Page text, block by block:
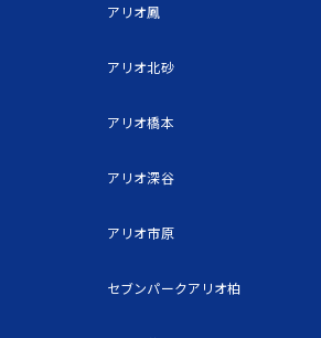
アリオ鳳
アリオ北砂
アリオ橋本
アリオ深谷
アリオ市原
セブンパークアリオ柏